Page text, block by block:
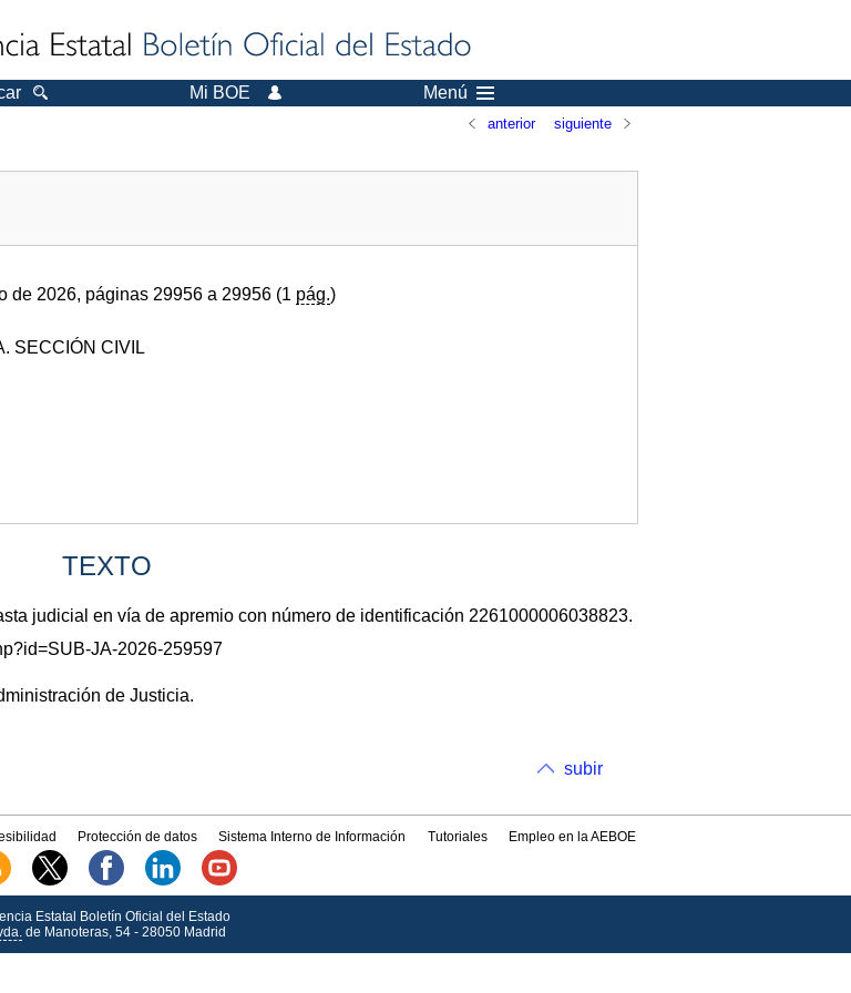
Mi BOE Menú
anterior siguiente
de 2026, páginas 29956 a 29956 (1 pág.)
SECCIÓN CIVIL
TEXTO
judicial en vía de apremio con número de identificación 2261000006038823.
JA-2026-259597
de Justicia.
subir
Protección de datos Sistema Interno de Información Tutoriales Empleo en la AEBOE
Estatal Boletín Oficial del Estado
de Manoteras, 54 - 28050 Madrid